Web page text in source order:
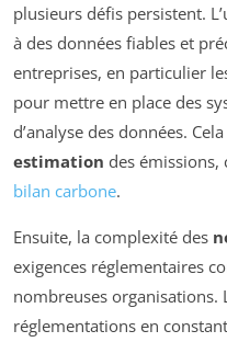
plusieurs défis persistent.
à des données fiables et
entreprises, en particulier
pour mettre en place des
d’analyse des données.
estimation des
bilan carbone.
Ensuite, la complexité des
exigences réglementaires
nombreuses organisations.
réglementations en